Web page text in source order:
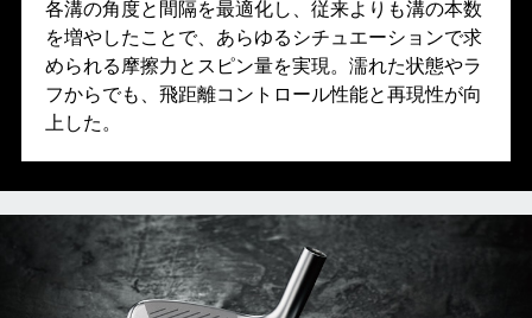
各溝の角度と間隔を最適化し、従来よりも溝の本数
を増やしたことで、あらゆるシチュエーションで求
められる摩擦力とスピン量を実現。濡れた状態やラ
フからでも、飛距離コントロール性能と再現性が向
上した。